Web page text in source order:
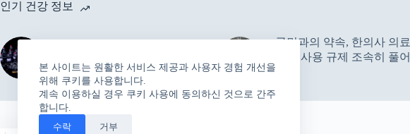
본 사이트는 원활한 서비스 제공과 사용자 경험 개선을
위해 쿠키를 사용합니다.
계속 이용하실 경우 쿠키 사용에 동의하신 것으로 간주
합니다.
수락 거부
인기 건강 정보
간염 감염에 영향 없다”
국민과의 약속, 한의사 의료
기기 사용 규제 조속히 풀어
달라